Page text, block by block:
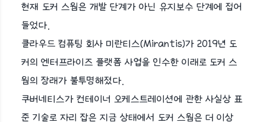
현재 도커 스웜은 개발 단계가 아닌 유지보수 단계에 접어
들었다.
클라우드 컴퓨팅 회사 미란티스(Mirantis)가 2019년 도
커의 엔터프라이즈 플랫폼 사업을 인수한 이래로 도커 스
웜의 장래가 불투명해졌다.
쿠버네티스가 컨테이너 오케스트레이션에 관한 사실상 표
준 기술로 자리 잡은 지금 상태에서 도커 스웜은 더 이상